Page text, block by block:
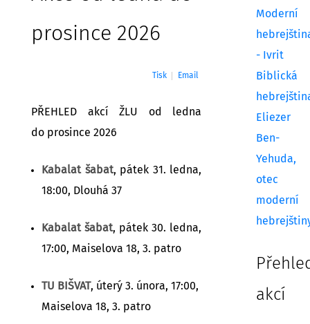
prosince 2026
Tisk Email
PŘEHLED akcí ŽLU od ledna
do prosince 2026
Kabalat šabat, pátek 31. ledna,
18:00, Dlouhá 37
Kabalat šabat, pátek 30. ledna,
17:00, Maiselova 18, 3. patro
TU BIŠVAT, úterý 3. února, 17:00,
Maiselova 18, 3. patro
Moderní
- Ivrit
Biblická
Eliezer
Ben-
Yehuda,
otec
moderní
akcí